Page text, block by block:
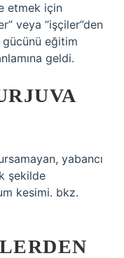
etmek için
veya “işçiler”den
gücünü eğitim
geldi.
yabancı
şekilde
kesimi. bkz.